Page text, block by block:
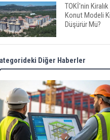
TOKİ'nin
Konut Modeli
Düşürür Mü?
İkinci El Konut
İspanya'da Bir
Konut
Seyrini Korudu
Satış Geriledi
Diğer Haberler